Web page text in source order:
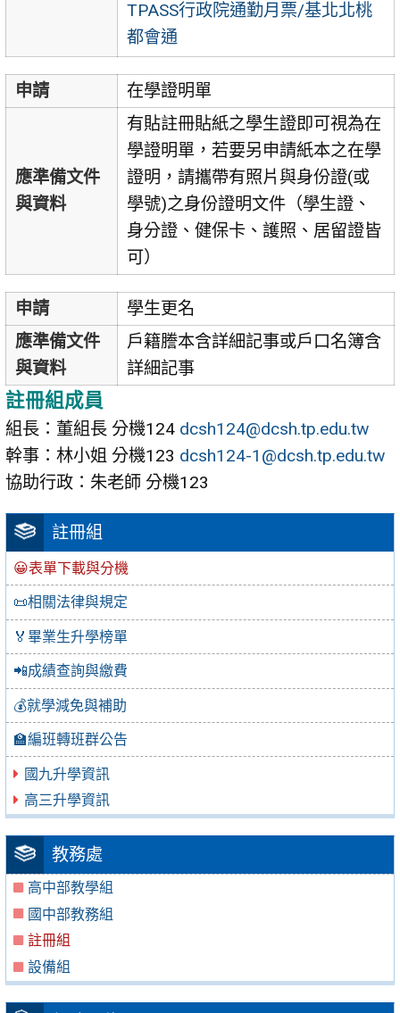
註冊組
😀表單下載與分機
📜相關法律與規定
🏅畢業生升學榜單
📲成績查詢與繳費
💰就學減免與補助
🏫編班轉班群公告
國九升學資訊
高三升學資訊
教務處
高中部教學組
國中部教務組
註冊組
設備組
TPASS行政院通勤月票/基北北桃
都會通
申請 在學證明單
應準備文件
與資料
有貼註冊貼紙之學生證即可視為在
學證明單，若要另申請紙本之在學
證明，請攜帶有照片與身份證(或
學號)之身份證明文件（學生證、
身分證、健保卡、護照、居留證皆
可）
申請
學生更名
應準備文件
與資料
戶籍謄本含詳細記事或戶口名簿含
詳細記事
註冊組成員
組長：董組長 分機124 dcsh124@dcsh.tp.edu.tw
幹事：林小姐 分機123 dcsh124-1@dcsh.tp.edu.tw
協助行政：朱老師 分機123